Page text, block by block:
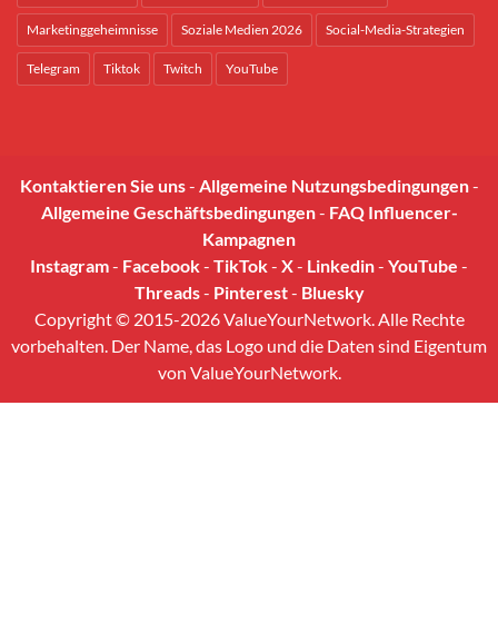
Marketinggeheimnisse Soziale Medien 2026 Social-Media-Strategien
Telegram Tiktok Twitch YouTube
Kontaktieren Sie uns- Allgemeine Nutzungsbedingungen-
Allgemeine Geschäftsbedingungen- FAQ Influencer-
Kampagnen
Instagram- Facebook- TikTok- X- Linkedin- YouTube -
Threads- Pinterest- Bluesky
Copyright © 2015-2026 ValueYourNetwork. Alle Rechte
vorbehalten. Der Name, das Logo und die Daten sind Eigentum
von ValueYourNetwork.